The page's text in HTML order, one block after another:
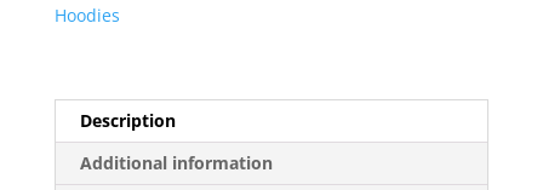
Hoodies
Description
Additional information